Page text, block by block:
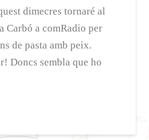
dimecres tornaré al
Carbó a comRadio per
de pasta amb peix.
Doncs sembla que ho